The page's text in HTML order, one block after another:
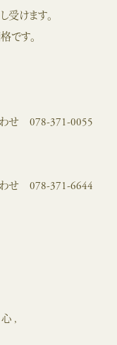
けます。
です。
せ 078-371-0055
せ 078-371-6644